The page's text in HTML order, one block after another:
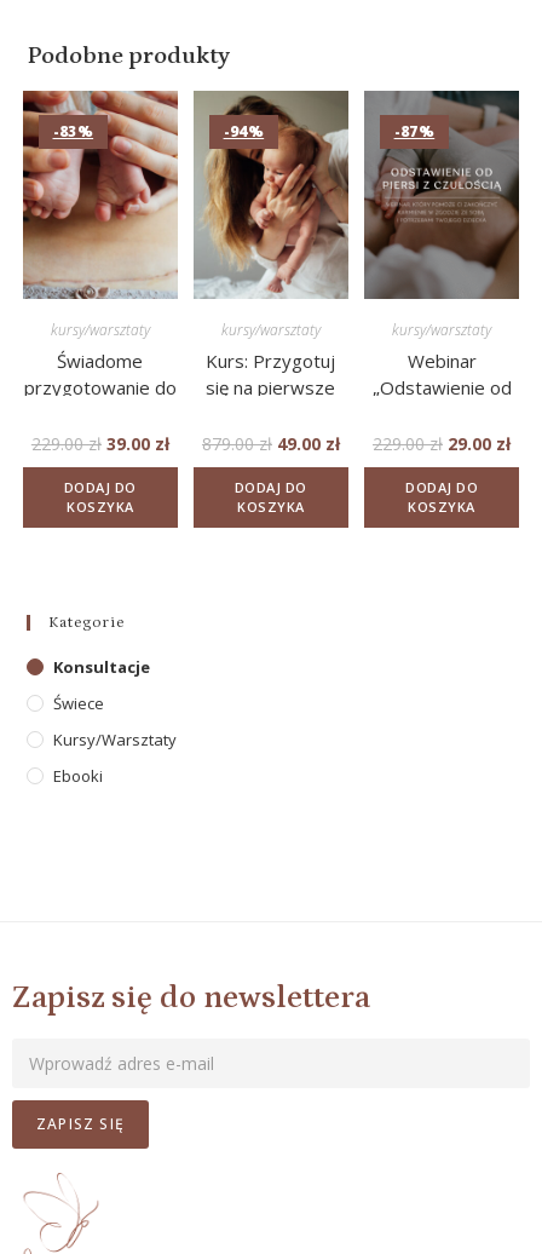
Podobne produkty
-83%
kursy/warsztaty
Świadome
przygotowanie do
229.00zł 39.00 zł
DODAJ DO
KOSZYKA
-94%
kursy/warsztaty
Kurs: Przygotuj
się na pierwsze
niemowlęciem
879.00zł 49.00 zł
DODAJ DO
KOSZYKA
-87%
kursy/warsztaty
Webinar
„Odstawienie od
229.00zł 29.00 zł
DODAJ DO
KOSZYKA
Kategorie
Konsultacje
Świece
Kursy/warsztaty
Ebooki
Zapisz się do newslettera
ZAPISZ SIĘ